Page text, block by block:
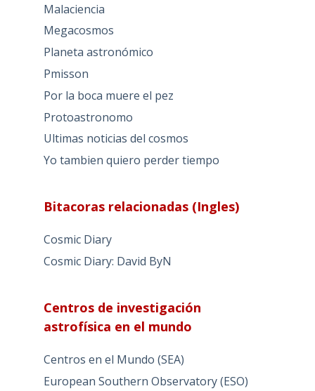
Malaciencia
Megacosmos
Planeta astronómico
Pmisson
Por la boca muere el pez
Protoastronomo
Ultimas noticias del cosmos
Yo tambien quiero perder tiempo
Bitacoras relacionadas (Ingles)
Cosmic Diary
Cosmic Diary: David ByN
Centros de investigación
astrofísica en el mundo
Centros en el Mundo (SEA)
European Southern Observatory (ESO)